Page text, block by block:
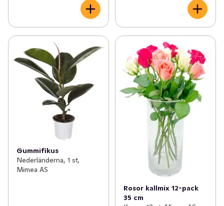
Gummifikus
Nederländerna, 1 st,
Mimea AS
Rosor kallmix 12-pack
35 cm